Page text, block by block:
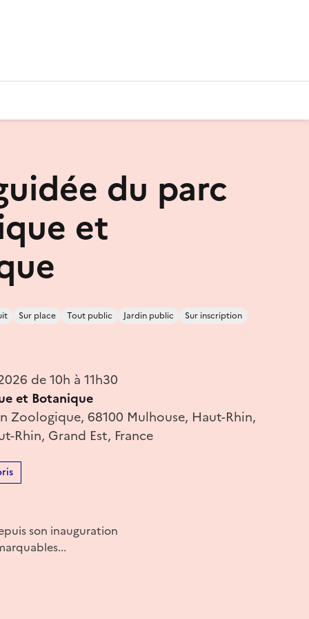
du parc
et
Sur place Tout public Jardin public Sur inscription
de 10h à 11h30
et Botanique
Zoologique, 68100 Mulhouse, Haut-Rhin,
Rhin, Grand Est, France
son inauguration